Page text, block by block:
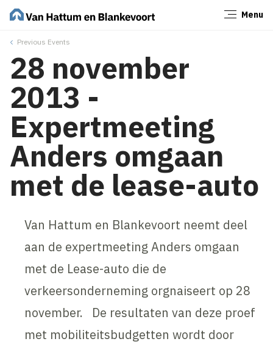
Menu
Previous Events
28 november
2013 -
Expertmeeting
Anders omgaan
met de lease-auto
Van Hattum en Blankevoort neemt deel
aan de expertmeeting Anders omgaan
met de Lease-auto die de
verkeersonderneming orgnaiseert op 28
november. De resultaten van deze proef
met mobiliteitsbudgetten wordt door
Sluiten